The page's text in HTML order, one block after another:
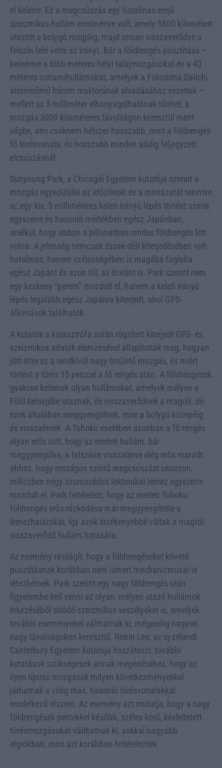
el keletre. Ez a megcsúszás egy hatalmas erejű
szeizmikus hullám eredménye volt, amely 5800 kilométert
utazott a bolygó magjáig, majd onnan visszaverődve a
felszín felé vette az irányt. Bár a földrengés pusztítása –
beleértve a több méteres helyi talajmozgásokat és a 40
méteres cunamihullámokat, amelyek a Fukusima Daiichi
atomerőmű három reaktorának olvadásához vezettek –
mellett az 5 milliméter elhanyagolhatónak tűnhet, a
mozgás 3000 kilométeres távolságon keresztül ment
végbe, ami csaknem hétszer hosszabb, mint a földrengés
fő törésvonala, és hosszabb minden addig feljegyzett
elcsúszásnál.
Sunyoung Park, a Chicagói Egyetem kutatója szerint a
mozgás egyedülálló az időzítését és a mintázatát tekintve
is: egy kis, 5 milliméteres keleti irányú lépés történt szinte
egyszerre és hasonló mértékben egész Japánban,
anélkül, hogy abban a pillanatban rendes földrengés lett
volna. A jelenség nemcsak észak-déli kiterjedésében volt
hatalmas, hanem szélességében is magába foglalta
egész Japánt és azon túl, az óceánt is. Park szerint nem
egy keskeny “perem” mozdult el, hanem a keleti irányú
lépés legalább egész Japánra kiterjedt, ahol GPS-
állomások találhatók.
A kutatók a katasztrófa során rögzített kiterjedt GPS- és
szeizmikus adatok elemzésével állapították meg, hogyan
jött létre ez a rendkívül nagy területű mozgás, és miért
történt a törés 15 perccel a fő rengés után. A földrengések
gyakran keltenek olyan hullámokat, amelyek mélyen a
Föld belsejébe utaznak, és visszaverődnek a magról, de
ezek általában meggyengülnek, mire a bolygó közepéig
és visszaérnek. A Tohoku esetében azonban a fő rengés
olyan erős volt, hogy az eredeti hullám, bár
meggyengülve, a felszínre visszatérve elég erős maradt
ahhoz, hogy országos szintű megcsúszást okozzon,
miközben négy szomszédos tektonikai lemez egyszerre
mozdult el. Park feltételezi, hogy az eredeti Tohoku
földrengés erős rázkódása már meggyengítette a
lemezhatárokat, így azok érzékenyebbé váltak a magról
visszaverődő hullám hatására.
Az esemény rávilágít, hogy a földrengéseket követő
pusztításnak korábban nem ismert mechanizmusai is
létezhetnek. Park szerint egy nagy földrengés után
figyelembe kell venni az olyan, mélyen utazó hullámok
érkezéséből adódó szeizmikus veszélyeket is, amelyek
további eseményeket válthatnak ki, mégpedig nagyon
nagy távolságokon keresztül. Robin Lee, az új-zélandi
Canterbury Egyetem kutatója hozzáteszi: további
kutatások szükségesek annak megértéséhez, hogy az
ilyen típusú mozgások milyen következményekkel
járhatnak a világ más, hasonló törésvonalakkal
rendelkező részein. Az esemény azt mutatja, hogy a nagy
földrengések percekkel később, széles körű, késleltetett
törésmozgásokat válthatnak ki, sokkal nagyobb
régiókban, mint azt korábban feltételezték.